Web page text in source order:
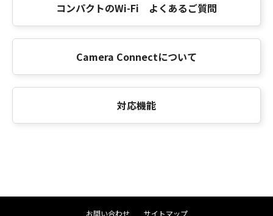
コンパクトのWi-Fi よくあるご質問
Camera Connectについて
対応機能
お問い合わせ サイトマップ